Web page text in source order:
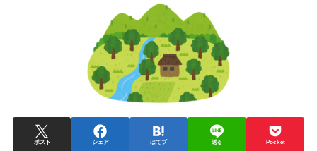
ポスト シェア はてブ 送る Pocket